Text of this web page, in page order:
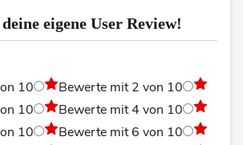
eigene User Review!
10
Bewerte mit 2 von 10
10
Bewerte mit 4 von 10
10
Bewerte mit 6 von 10